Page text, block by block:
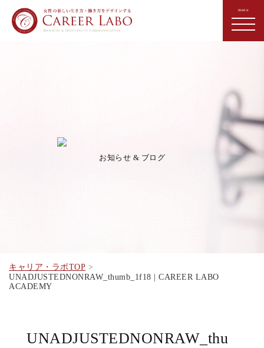
お知らせ & ブログ
キャリア・ラボTOP
UNADJUSTEDNONRAW_thumb_1f18 | CAREER LABO
ACADEMY
UNADJUSTEDNONRAW_thu